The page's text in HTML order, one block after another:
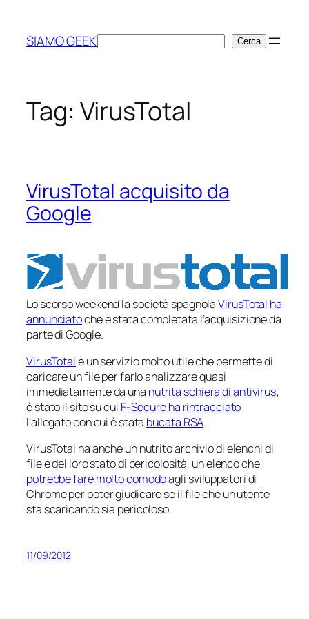
contenuto
SIAMO GEEKCerca Cerca
Tag: VirusTotal
VirusTotal acquisito da
Google
Lo scorso weekend la società spagnolaVirusTotal ha
annunciatoche è stata completata l’acquisizione da
parte di Google.
VirusTotalè un servizio molto utile che permette di
caricare un file per farlo analizzare quasi
immediatamente da una nutrita schiera di antivirus;
è stato il sito su cui F-Secure ha rintracciato
l’allegato con cui è stata bucata RSA.
VirusTotal ha anche un nutrito archivio di elenchi di
file e del loro stato di pericolosità, un elenco che
potrebbe fare molto comodoagli sviluppatori di
Chrome per poter giudicare se il file che un utente
sta scaricando sia pericoloso.
11/09/2012